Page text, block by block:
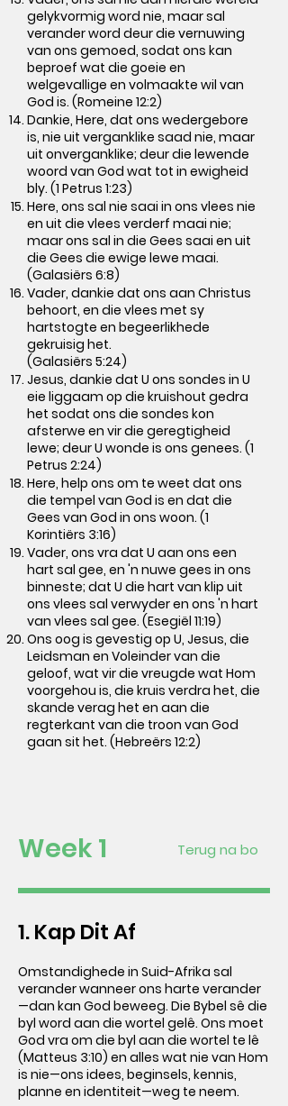
gelykvormig word nie, maar sal
verander word deur die vernuwing
van ons gemoed, sodat ons kan
beproef wat die goeie en
welgevallige en volmaakte wil van
God is. (Romeine 12:2)
Dankie, Here, dat ons wedergebore
is, nie uit verganklike saad nie, maar
uit onverganklike; deur die lewende
woord van God wat tot in ewigheid
bly. (1 Petrus 1:23)
Here, ons sal nie saai in ons vlees nie
en uit die vlees verderf maai nie;
maar ons sal in die Gees saai en uit
die Gees die ewige lewe maai.
(Galasiërs 6:8)
Vader, dankie dat ons aan Christus
behoort, en die vlees met sy
hartstogte en begeerlikhede
gekruisig het.
(Galasiërs 5:24)
Jesus, dankie dat U ons sondes in U
eie liggaam op die kruishout gedra
het sodat ons die sondes kon
afsterwe en vir die geregtigheid
lewe; deur U wonde is ons genees. (1
Petrus 2:24)
Here, help ons om te weet dat ons
die tempel van God is en dat die
Gees van God in ons woon. (1
Korintiërs 3:16)
Vader, ons vra dat U aan ons een
hart sal gee, en 'n nuwe gees in ons
binneste; dat U die hart van klip uit
ons vlees sal verwyder en ons 'n hart
van vlees sal gee. (Esegiël 11:19)
Ons oog is gevestig op U, Jesus, die
Leidsman en Voleinder van die
geloof, wat vir die vreugde wat Hom
voorgehou is, die kruis verdra het, die
skande verag het en aan die
regterkant van die troon van God
gaan sit het. (Hebreërs 12:2)
Week 1 Terug na bo
1. Kap Dit Af
Omstandighede in Suid-Afrika sal
verander wanneer ons harte verander
—dan kan God beweeg. Die Bybel sê die
byl word aan die wortel gelê. Ons moet
God vra om die byl aan die wortel te lê
(Matteus 3:10) en alles wat nie van Hom
is nie—ons idees, beginsels, kennis,
planne en identiteit—weg te neem.